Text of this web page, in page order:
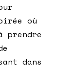
où
dans